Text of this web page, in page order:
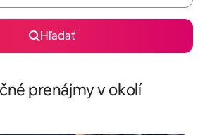
Hľadať
prenájmy v okolí